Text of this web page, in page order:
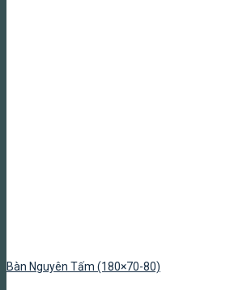
Bàn Nguyên Tấm (180×70-80)